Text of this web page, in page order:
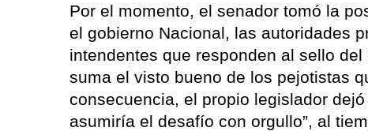
Por el momento, el senador tomó la
el gobierno Nacional, las autoridades
intendentes que responden al sello
suma el visto bueno de los pejotistas
consecuencia, el propio legislador
asumiría el desafío con orgullo”, al